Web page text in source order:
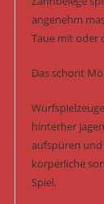
angenehm
Taue mit oder
Das schont
hinterher
aufspüren
körperliche
Spiel.